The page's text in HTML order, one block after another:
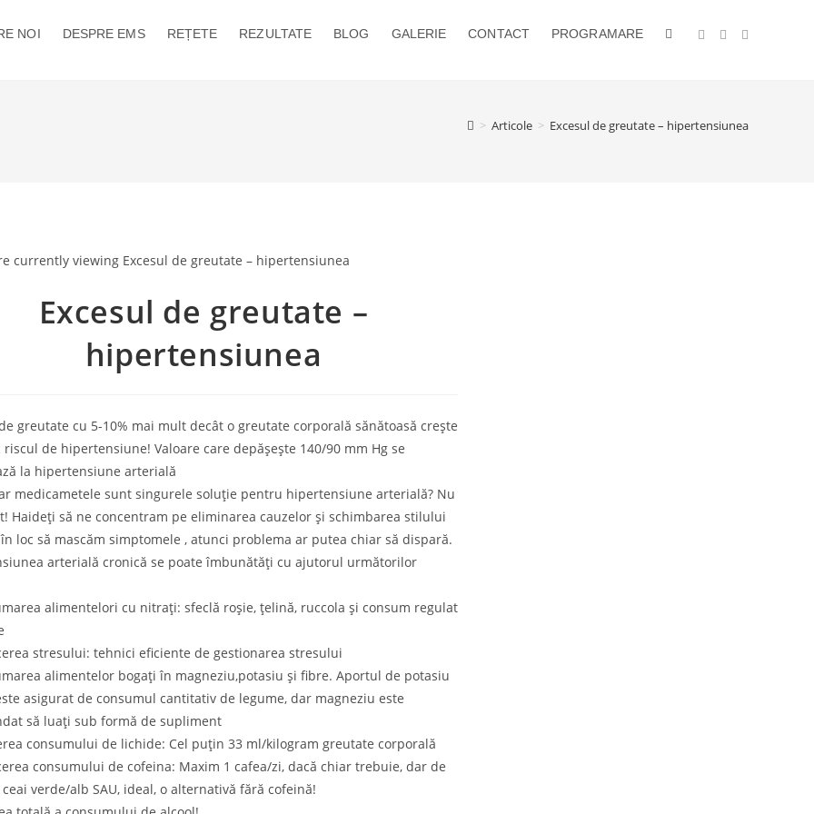
NOI DESPRE EMS REȚETE REZULTATE BLOG GALERIE CONTACT PROGRAMARE TOGGLE
> Articole > Excesul de greutate – hipertensiunea
Excesul de greutate –
hipertensiunea
greutate cu 5-10% mai mult decât o greutate corporală sănătoasă crește
de hipertensiune! Valoare care depășește 140/90 mm Hg se
la hipertensiune arterială
medicametele sunt singurele soluție pentru hipertensiune arterială? Nu
Haideți să ne concentram pe eliminarea cauzelor și schimbarea stilului
loc să mascăm simptomele , atunci problema ar putea chiar să dispară.
arterială cronică se poate îmbunătăți cu ajutorul următorilor
alimentelori cu nitrați: sfeclă roșie, țelină, ruccola și consum regulat
stresului: tehnici eficiente de gestionarea stresului
alimentelor bogați în magneziu,potasiu și fibre. Aportul de potasiu
asigurat de consumul cantitativ de legume, dar magneziu este
să luați sub formă de supliment
consumului de lichide: Cel puțin 33 ml/kilogram greutate corporală
consumului de cofeina: Maxim 1 cafea/zi, dacă chiar trebuie, dar de
verde/alb SAU, ideal, o alternativă fără cofeină!